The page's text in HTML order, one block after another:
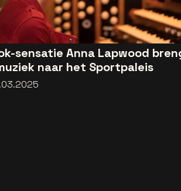
sensatie Anna Lapwood
naar het Sportpaleis